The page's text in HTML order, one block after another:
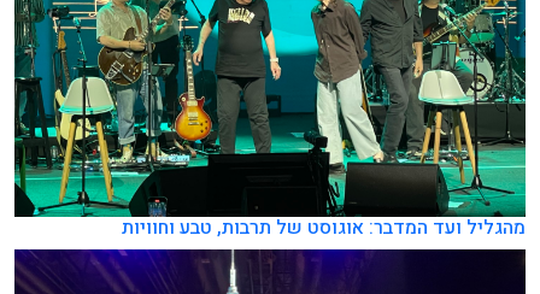
מהגליל ועד המדבר: אוגוסט של תרבות, טבע וחוויות